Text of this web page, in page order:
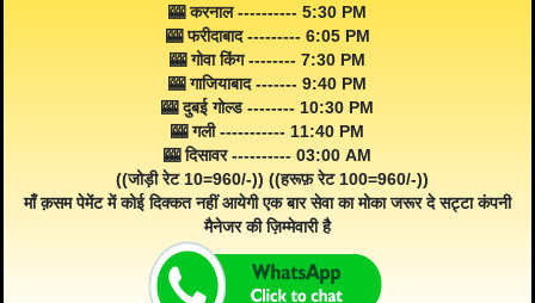
🎰 करनाल ---------- 5:30 PM
🎰 फरीदाबाद --------- 6:05 PM
🎰 गोवा किंग -------- 7:30 PM
🎰 गाजियाबाद ------- 9:40 PM
🎰 दुबई गोल्ड -------- 10:30 PM
🎰 गली ----------- 11:40 PM
🎰 दिसावर ---------- 03:00 AM
((जोड़ी रेट 10=960/-)) ((हरूफ़ रेट 100=960/-))
माँ क़सम पेमेंट में कोई दिक्कत नहीं आयेगी एक बार सेवा का मोका जरूर दे सट्टा कंपनी
मैनेजर की ज़िम्मेवारी है